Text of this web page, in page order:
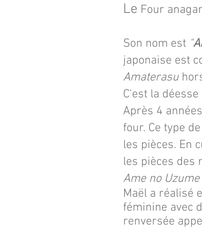
Le Four
Son nom est "
japonaise est
Amaterasu
C'est la
Après 4
four. Ce type
les pièces. En
les pièces des
Ame no Uzume
Maël a réalisé
féminine avec
renversée